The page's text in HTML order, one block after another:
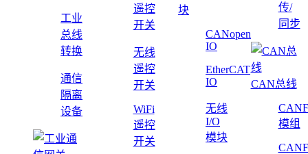
工业
总线
转换
通信
隔离
设备
遥控
开关
无线
遥控
开关
WiFi
遥控
开关
块
CANopen
IO
EtherCAT
IO
无线
I/O
模块
传/
同步
CAN总线
模组